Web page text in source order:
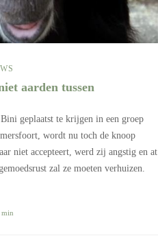
aarden tussen
geplaatst te krijgen in een groep
wordt nu toch de knoop
niet accepteert, werd zij angstig en at
zal ze moeten verhuizen.
min